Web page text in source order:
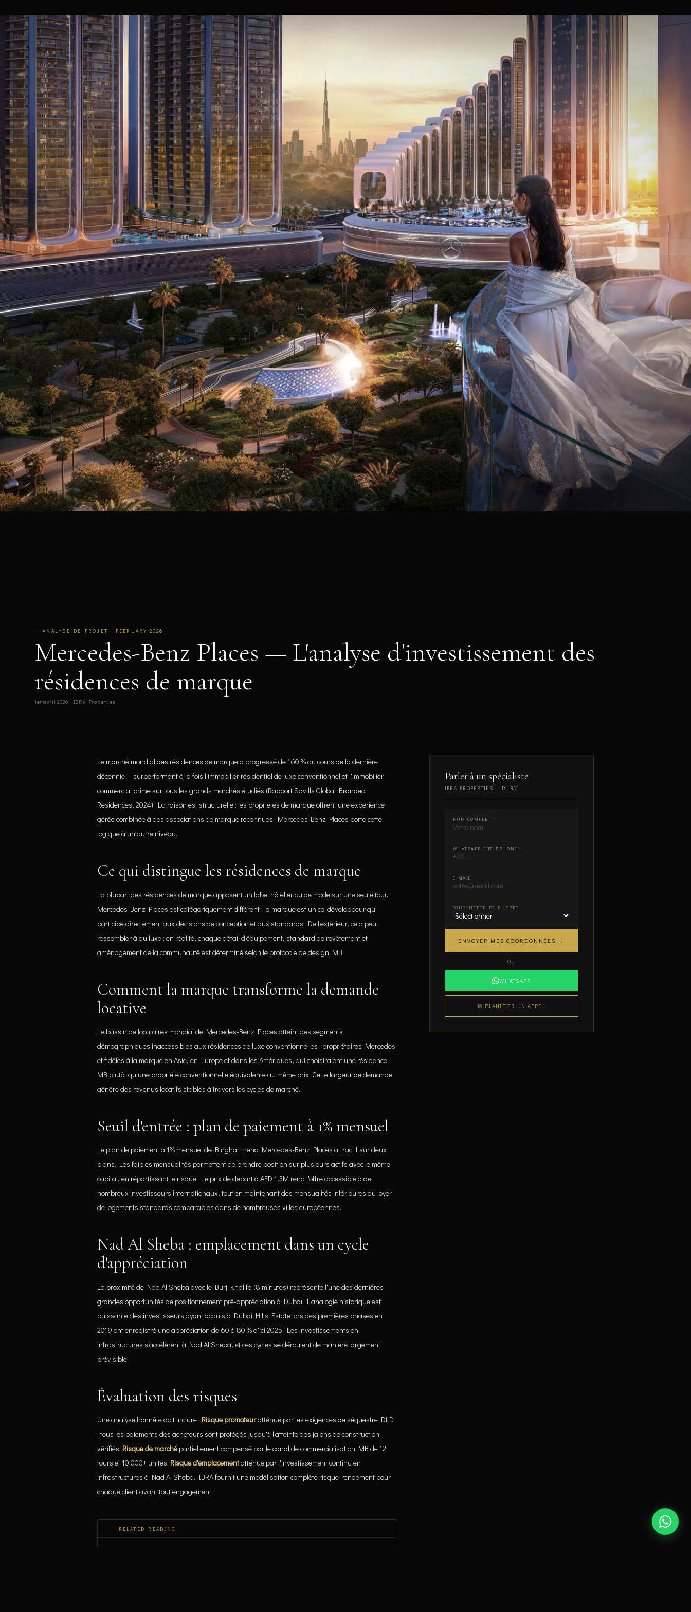
ANALYSE DE PROJET · FEBRUARY 2026
Mercedes-Benz Places — L'analyse d'investissement des
résidences de marque
1er avril 2026 · IBRA Properties
Le marché mondial des résidences de marque a progressé de 160 % au cours de la dernière
décennie — surperformant à la fois l'immobilier résidentiel de luxe conventionnel et l'immobilier
commercial prime sur tous les grands marchés étudiés (Rapport Savills Global Branded
Residences, 2024). La raison est structurelle : les propriétés de marque offrent une expérience
gérée combinée à des associations de marque reconnues. Mercedes-Benz Places porte cette
logique à un autre niveau.
Ce qui distingue les résidences de marque
La plupart des résidences de marque apposent un label hôtelier ou de mode sur une seule tour.
Mercedes-Benz Places est catégoriquement différent : la marque est un co-développeur qui
participe directement aux décisions de conception et aux standards. De l'extérieur, cela peut
ressembler à du luxe ; en réalité, chaque détail d'équipement, standard de revêtement et
aménagement de la communauté est déterminé selon le protocole de design MB.
Comment la marque transforme la demande
locative
Le bassin de locataires mondial de Mercedes-Benz Places atteint des segments
démographiques inaccessibles aux résidences de luxe conventionnelles : propriétaires Mercedes
et fidèles à la marque en Asie, en Europe et dans les Amériques, qui choisiraient une résidence
MB plutôt qu'une propriété conventionnelle équivalente au même prix. Cette largeur de demande
génère des revenus locatifs stables à travers les cycles de marché.
Seuil d'entrée : plan de paiement à 1% mensuel
Le plan de paiement à 1% mensuel de Binghatti rend Mercedes-Benz Places attractif sur deux
plans. Les faibles mensualités permettent de prendre position sur plusieurs actifs avec le même
capital, en répartissant le risque. Le prix de départ à AED 1,3M rend l'offre accessible à de
nombreux investisseurs internationaux, tout en maintenant des mensualités inférieures au loyer
de logements standards comparables dans de nombreuses villes européennes.
Nad Al Sheba : emplacement dans un cycle
d'appréciation
La proximité de Nad Al Sheba avec le Burj Khalifa (8 minutes) représente l'une des dernières
grandes opportunités de positionnement pré-appréciation à Dubaï. L'analogie historique est
puissante : les investisseurs ayant acquis à Dubai Hills Estate lors des premières phases en
2019 ont enregistré une appréciation de 60 à 80 % d'ici 2025. Les investissements en
infrastructures s'accélèrent à Nad Al Sheba, et ces cycles se déroulent de manière largement
prévisible.
Évaluation des risques
Une analyse honnête doit inclure : Risque promoteuratténué par les exigences de séquestre DLD
; tous les paiements des acheteurs sont protégés jusqu'à l'atteinte des jalons de construction
vérifiés. Risque de marché partiellement compensé par le canal de commercialisation MB de 12
tours et 10 000+ unités. Risque d'emplacementatténué par l'investissement continu en
infrastructures à Nad Al Sheba. IBRA fournit une modélisation complète risque-rendement pour
chaque client avant tout engagement.
RELATED READING
Parler à un spécialiste
IBRA PROPERTIES — DUBAI
NOM COMPLET *
WHATSAPP / TÉLÉPHONE *
E-MAIL
FOURCHETTE DE BUDGET
ENVOYER MES COORDONNÉES →
OU
WHATSAPP
📅 PLANIFIER UN APPEL